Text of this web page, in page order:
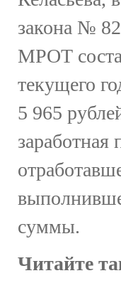
закона №
МРОТ
текущего
5 965
заработная
суммы.
Читайте